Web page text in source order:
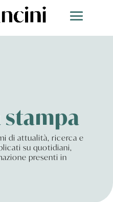
stampa
di attualità, ricerca e
su quotidiani,
presenti in